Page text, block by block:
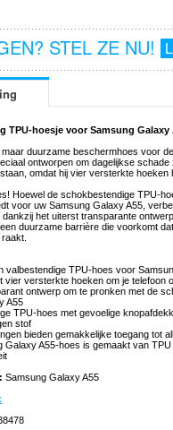
STEL ZE NU!
TPU-hoesje voor Samsung Galaxy
maar duurzame beschermhoes voor
ontworpen om dagelijkse
omdat hij vier versterkte hoeken
Hoewel de schokbestendige TPU-
voor uw Samsung Galaxy A55,
dankzij het uiterst transparante
duurzame barrière die voorkomt
valbestendige TPU-hoes voor
vier versterkte hoeken om je telefoon
ontwerp om te pronken met de
A55
TPU-hoes met gevoelige
stof
bieden gemakkelijke toegang tot
Galaxy A55-hoes is gemaakt van TPU
Samsung Galaxy A55